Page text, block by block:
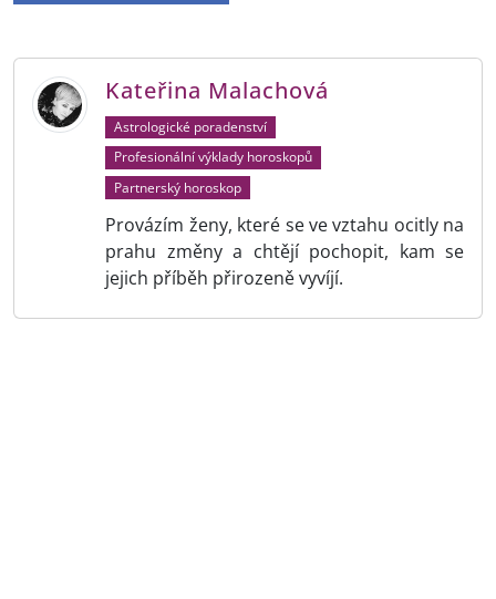
Kateřina Malachová
Astrologické poradenství
Profesionální výklady horoskopů
Partnerský horoskop
Provázím ženy, které se ve vztahu ocitly na
prahu změny a chtějí pochopit, kam se
jejich příběh přirozeně vyvíjí.